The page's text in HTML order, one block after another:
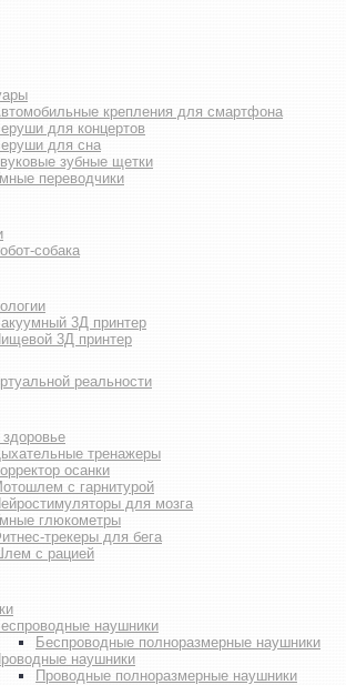
крепления для смартфона
для концертов
для сна
зубные щетки
переводчики
собака
3Д принтер
3Д принтер
реальности
тренажеры
осанки
с гарнитурой
для мозга
глюкометры
трекеры для бега
с рацией
наушники
Беспроводные полноразмерные наушники
наушники
Проводные полноразмерные наушники